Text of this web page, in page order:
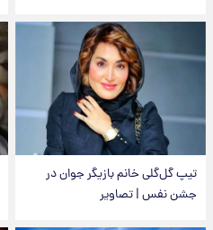
تیپ گل‌گلی خانم بازیگر جوان در
جشن نفس | تصاویر